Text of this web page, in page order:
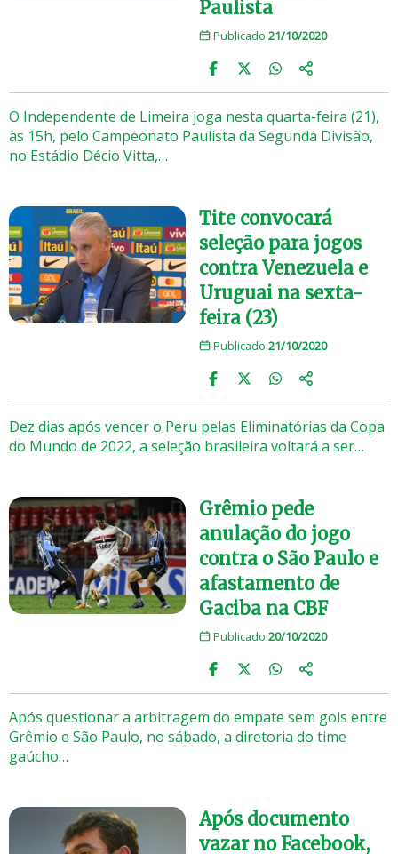
Paulista
Publicado 21/10/2020
O Independente de Limeira joga nesta quarta-feira (21),
às 15h, pelo Campeonato Paulista da Segunda Divisão,
no Estádio Décio Vitta,…
Tite convocará
seleção para jogos
contra Venezuela e
Uruguai na sexta-
feira (23)
Publicado 21/10/2020
Dez dias após vencer o Peru pelas Eliminatórias da Copa
do Mundo de 2022, a seleção brasileira voltará a ser…
Grêmio pede
anulação do jogo
contra o São Paulo e
afastamento de
Gaciba na CBF
Publicado 20/10/2020
Após questionar a arbitragem do empate sem gols entre
Grêmio e São Paulo, no sábado, a diretoria do time
gaúcho…
Após documento
vazar no Facebook,